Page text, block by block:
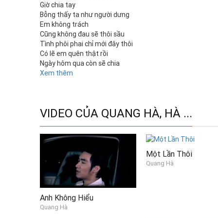
Giờ chia tay
Bỗng thấy ta như người dưng
Em không trách
Cũng không đau sẽ thôi sầu
Tình phôi phai chỉ mới đây thôi
Có lẽ em quên thật rồi
Ngày hôm qua còn sẽ chia
Bao nhiêu buồn vui
Và như chưa có lỗi với em
Dẫu muộn màng trao đến em
Rồi anh sẽ bước xa đời em
Đừng quan tâm đến em
Nữa nhé người hết rồi
Nếu trên đường ta thấy nhau
Thì anh hãy khe khẽ quay đầu
Tình anh mang đến em
Rất rất nhiều kiếp này
Xem thêm
VIDEO CỦA QUANG HÀ, HÀ ...
Anh Không Hiểu
Quang Hà
Một Lần Thôi
Quang Hà